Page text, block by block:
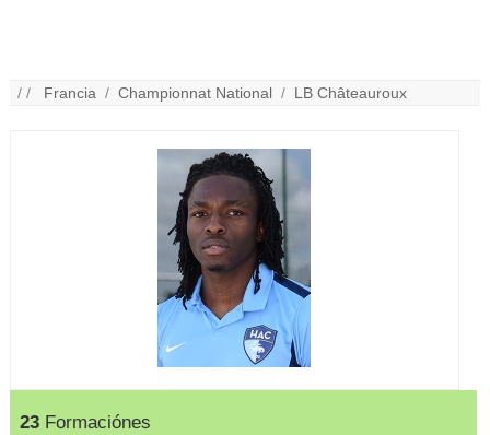
/ / Francia /Championnat National / LB Châteauroux
23 Formaciónes